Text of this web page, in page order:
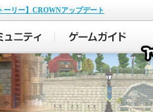
ーリー】CROWNアップデート